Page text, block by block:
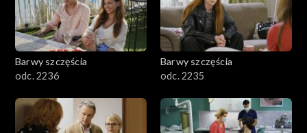
Barwy szczęścia
odc. 2236
Barwy szczęścia
odc. 2235